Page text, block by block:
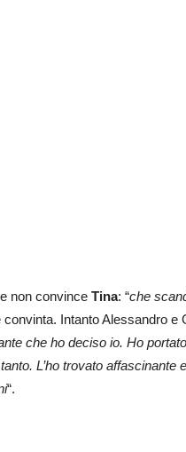
non convince Tina: “che
Intanto Alessandro e
che ho deciso io. Ho
L’ho trovato affascinante
“.